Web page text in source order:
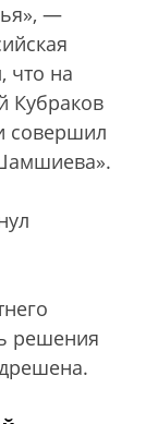
—
что на
Кубраков
совершил
решения